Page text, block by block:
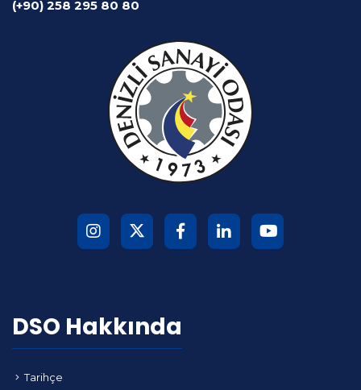
(+90) 258 295 80 80
DSO Hakkında
Tarihçe